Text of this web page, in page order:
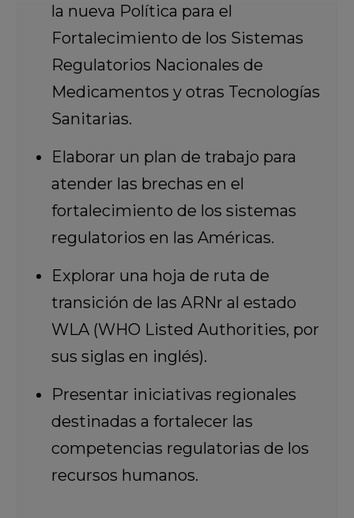
la nueva Política para el
Fortalecimiento de los Sistemas
Regulatorios Nacionales de
Medicamentos y otras Tecnologías
Sanitarias.
Elaborar un plan de trabajo para
atender las brechas en el
fortalecimiento de los sistemas
regulatorios en las Américas.
Explorar una hoja de ruta de
transición de las ARNr al estado
WLA (WHO Listed Authorities, por
sus siglas en inglés).
Presentar iniciativas regionales
destinadas a fortalecer las
competencias regulatorias de los
recursos humanos.